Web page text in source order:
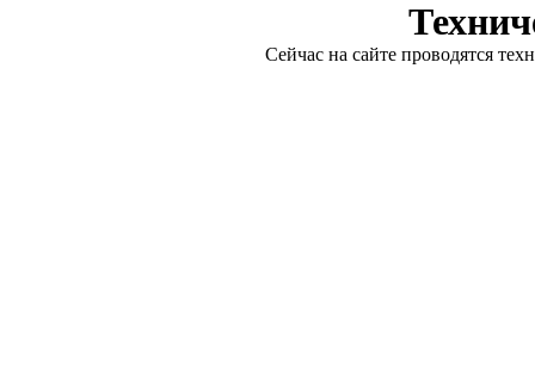
Сейчас на сайте проводятся